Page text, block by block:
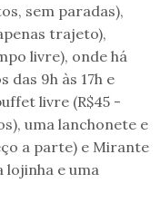
sem paradas),
trajeto),
livre), onde há
das 9h às 17h e
livre (R$45 -
uma lanchonete e
a parte) e Mirante
lojinha e uma